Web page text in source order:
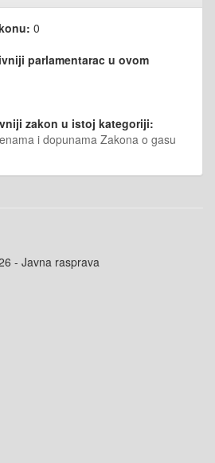
0
parlamentarac u ovom
zakon u istoj kategoriji:
i dopunama Zakona o gasu
- Javna rasprava